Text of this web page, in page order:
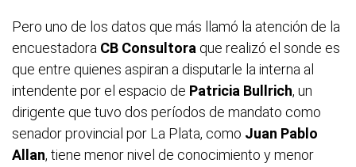
Pero uno de los datos que más llamó la atención de la
encuestadora CB Consultora que realizó el sonde es
que entre quienes aspiran a disputarle la interna al
intendente por el espacio de Patricia Bullrich, un
dirigente que tuvo dos períodos de mandato como
senador provincial por La Plata, como Juan Pablo
Allan, tiene menor nivel de conocimiento y menor